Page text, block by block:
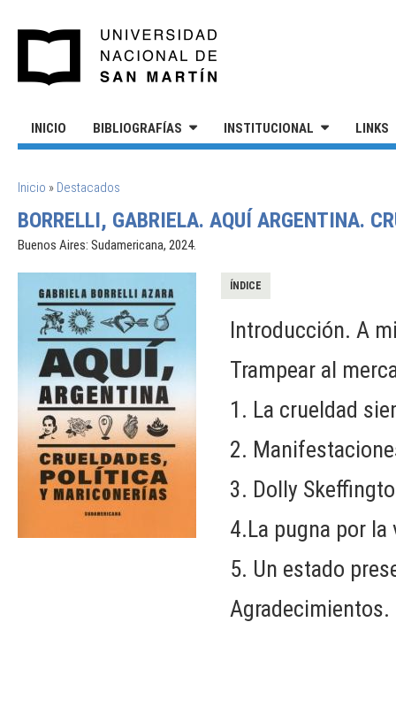
INICIO BIBLIOGRAFÍAS INSTITUCIONAL LINKS
SE ENCUENTRA USTED AQUÍ
Inicio » Destacados
BORRELLI, GABRIELA. AQUÍ ARGENTINA.
Buenos Aires: Sudamericana, 2024.
ÍNDICE
Introducción. A
Trampear al
1. La crueldad
2.
3. Dolly
4.La pugna por
5. Un estado
Agradecimientos.